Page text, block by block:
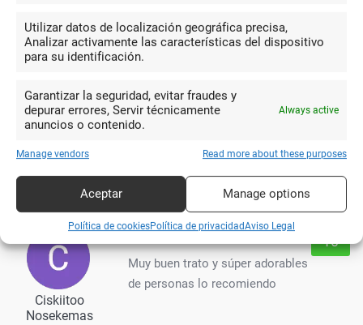
Utilizar datos de localización geográfica precisa,
Analizar activamente las características del dispositivo
para su identificación.
Garantizar la seguridad, evitar fraudes y
depurar errores, Servir técnicamente
anuncios o contenido.
Always active
Manage vendors Read more about these purposes
Aceptar Manage options
Política de cookiesPolítica de privacidadAviso Legal
Celso
Hernandez
De los mejores negocios en Dos
cercanas con el público y tienen una
gran gama de productos de oficina y
chula de la cual más de dos veces he tirado para regalos de
cumpleaños, Reyes y aniversario.
Ciskiitoo
Nosekemas
10
Muy buen trato y súper adorables
de personas lo recomiendo